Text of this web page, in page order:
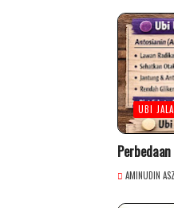
UBI
AMINUDIN